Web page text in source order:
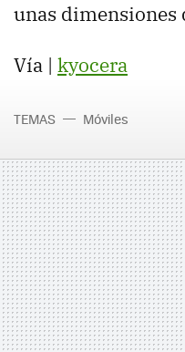
unas dimensiones
Vía | kyocera
TEMAS Móviles